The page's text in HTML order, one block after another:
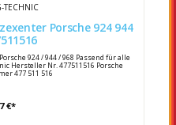
TECHNIC
Porsche 924 944
924 / 944 / 968 Passend für alle
Hersteller Nr. 477511516 Porsche
477 511 516
€*